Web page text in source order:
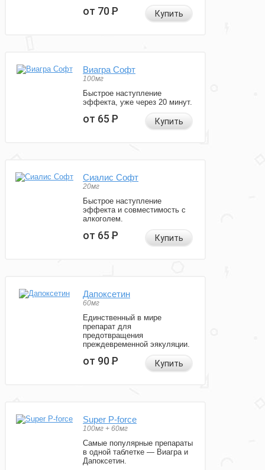
от 70Р Купить
Виагра Софт
100мг
Быстрое наступление
эффекта, уже через 20 минут.
от 65Р Купить
Сиалис Софт
20мг
Быстрое наступление
эффекта и совместимость с
алкоголем.
от 65Р Купить
Дапоксетин
60мг
Единственный в мире
препарат для
предотвращения
преждевременной эякуляции.
от 90Р Купить
Super P-force
100мг + 60мг
Самые популярные препараты
в одной таблетке — Виагра и
Дапоксетин.